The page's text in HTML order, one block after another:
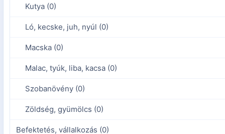
Kutya (0)
Ló, kecske, juh, nyúl (0)
Macska (0)
Malac, tyúk, liba, kacsa (0)
Szobanövény (0)
Zöldség, gyümölcs (0)
Befektetés, vállalkozás (0)